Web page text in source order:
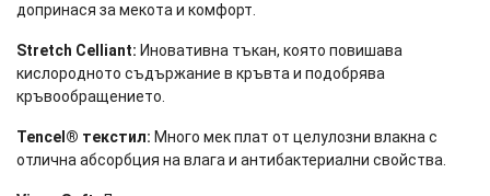
допринася за мекота и комфорт.
Stretch Celliant: Иновативна тъкан, която повишава
кислородното съдържание в кръвта и подобрява
кръвообращението.
Tencel® текстил: Много мек плат от целулозни влакна с
отлична абсорбция на влага и антибактериални свойства.